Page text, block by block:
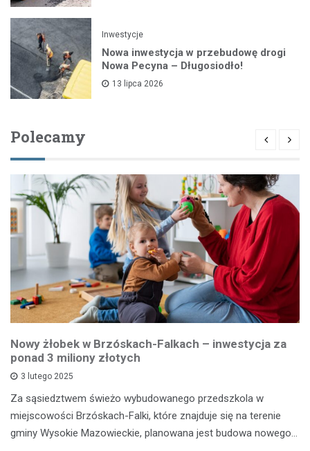
Inwestycje
Nowa inwestycja w przebudowę drogi
Nowa Pecyna – Długosiodło!
13 lipca 2026
Polecamy
Nowy żłobek w Brzóskach-Falkach – inwestycja za
ponad 3 miliony złotych
3 lutego 2025
Za sąsiedztwem świeżo wybudowanego przedszkola w
miejscowości Brzóskach-Falki, które znajduje się na terenie
gminy Wysokie Mazowieckie, planowana jest budowa nowego…